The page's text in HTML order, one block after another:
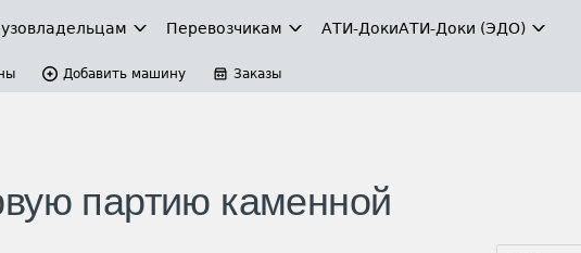
Перевозчикам АТИ-ДокиАТИ-Доки (ЭДО)
Добавить машину Заказы
партию каменной